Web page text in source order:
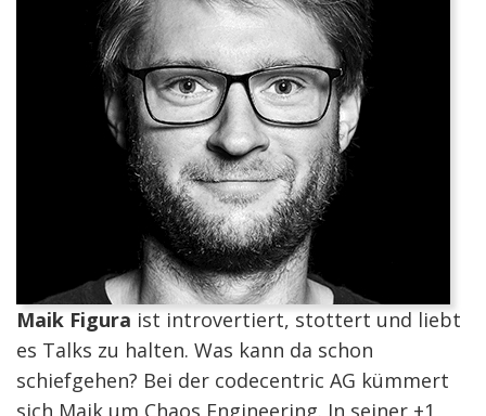
Maik Figura ist introvertiert, stottert und liebt
es Talks zu halten. Was kann da schon
schiefgehen? Bei der codecentric AG kümmert
sich Maik um Chaos Engineering. In seiner +1